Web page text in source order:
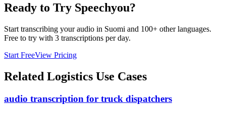
Ready to Try Speechyou?
Start transcribing your audio in Suomi and 100+ other languages.
Free to try with 3 transcriptions per day.
Start FreeView Pricing
Related Logistics Use Cases
audio transcription for truck dispatchers